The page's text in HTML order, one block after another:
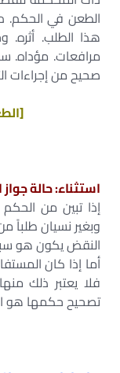
مرافعات. مؤداه.
صحيح من إجراءات
[الطعن
استثناء: حالة
إذا تبين من
وبغير نسيان طلباً
النقض يكون هو
أما إذا كان
فلا يعتبر ذلك
تصحيح حكمها هو